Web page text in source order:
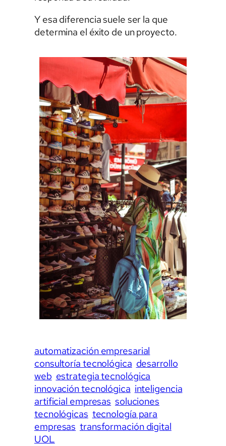
Y esa diferencia suele ser la que
determina el éxito de un proyecto.
automatización empresarial
consultoría tecnológica desarrollo
web estrategia tecnológica
innovación tecnológica inteligencia
artificial empresas soluciones
tecnológicas tecnología para
empresas transformación digital
UOL